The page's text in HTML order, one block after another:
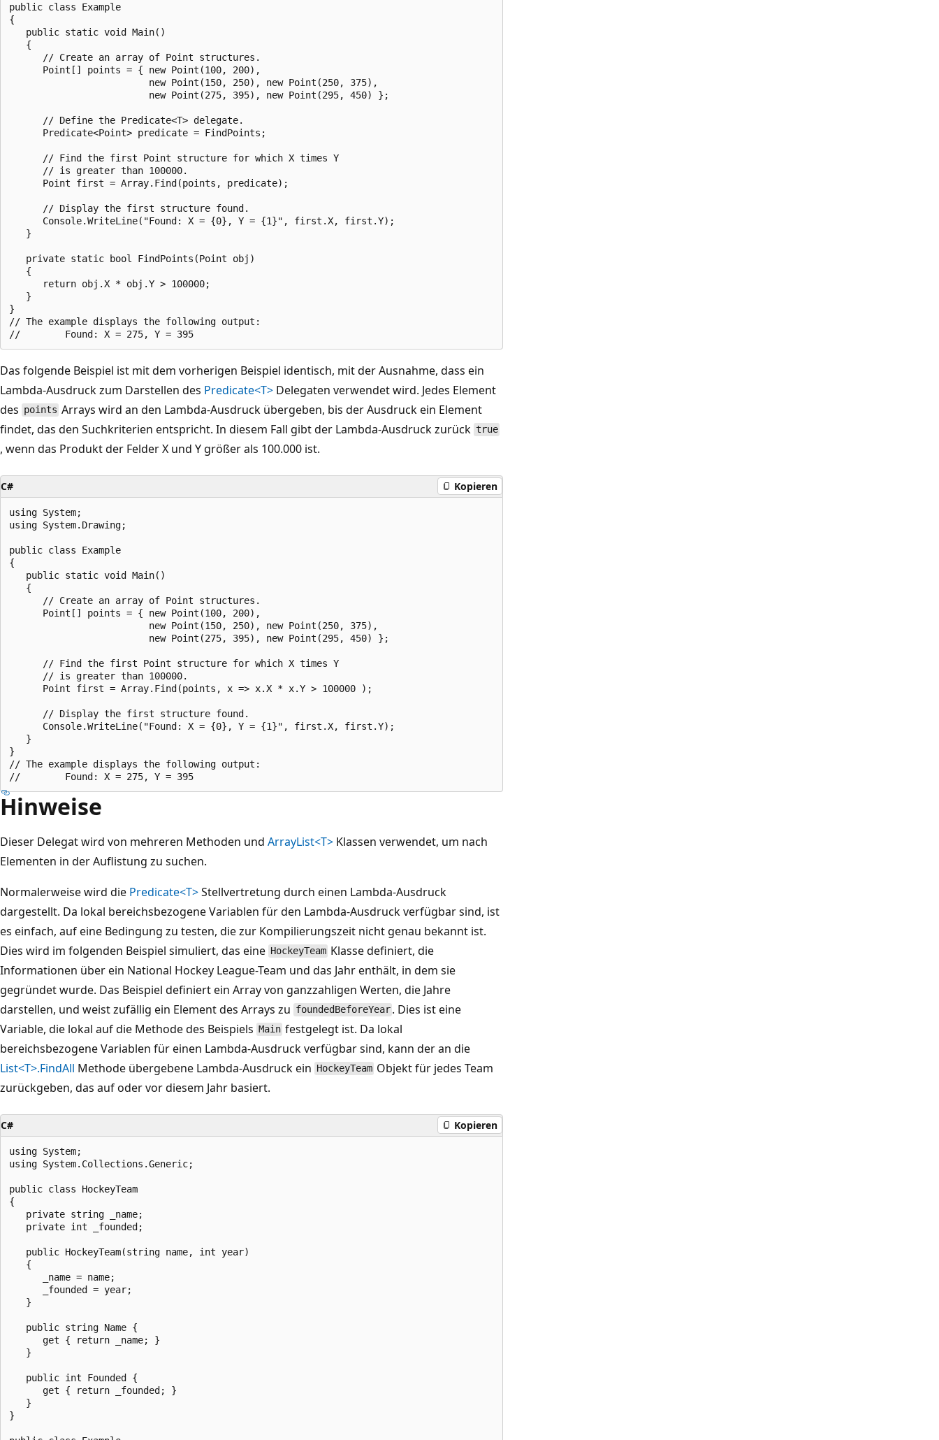
public class Example
{
   public static void Main()
   {
      // Create an array of Point structures.
      Point[] points = { new Point(100, 200),
                         new Point(150, 250), new Point(250, 375),
                         new Point(275, 395), new Point(295, 450) };
      // Define the Predicate<T> delegate.
      Predicate<Point> predicate = FindPoints;
      // Find the first Point structure for which X times Y
      // is greater than 100000.
      Point first = Array.Find(points, predicate);
      // Display the first structure found.
      Console.WriteLine("Found: X = {0}, Y = {1}", first.X, first.Y);
   }
   private static bool FindPoints(Point obj)
   {
      return obj.X * obj.Y > 100000;
   }
}
// The example displays the following output:
Das folgende Beispiel ist mit dem vorherigen Beispiel identisch, mit der Ausnahme, dass ein
Lambda-Ausdruck zum Darstellen des Predicate<T> Delegaten verwendet wird. Jedes Element
des points Arrays wird an den Lambda-Ausdruck übergeben, bis der Ausdruck ein Element
findet, das den Suchkriterien entspricht. In diesem Fall gibt der Lambda-Ausdruck zurück true
, wenn das Produkt der Felder X und Y größer als 100.000 ist.
C# Kopieren
using System;
using System.Drawing;
public class Example
{
   public static void Main()
   {
      // Create an array of Point structures.
      Point[] points = { new Point(100, 200),
                         new Point(150, 250), new Point(250, 375),
                         new Point(275, 395), new Point(295, 450) };
      // Find the first Point structure for which X times Y
      // is greater than 100000.
      Point first = Array.Find(points, x => x.X * x.Y > 100000 );
      // Display the first structure found.
      Console.WriteLine("Found: X = {0}, Y = {1}", first.X, first.Y);
   }
}
// The example displays the following output:
Hinweise
Dieser Delegat wird von mehreren Methoden und ArrayList<T> Klassen verwendet, um nach
Elementen in der Auflistung zu suchen.
Normalerweise wird die Predicate<T>Stellvertretung durch einen Lambda-Ausdruck
dargestellt. Da lokal bereichsbezogene Variablen für den Lambda-Ausdruck verfügbar sind, ist
es einfach, auf eine Bedingung zu testen, die zur Kompilierungszeit nicht genau bekannt ist.
Dies wird im folgenden Beispiel simuliert, das eine HockeyTeam Klasse definiert, die
Informationen über ein National Hockey League-Team und das Jahr enthält, in dem sie
gegründet wurde. Das Beispiel definiert ein Array von ganzzahligen Werten, die Jahre
darstellen, und weist zufällig ein Element des Arrays zu foundedBeforeYear . Dies ist eine
Variable, die lokal auf die Methode des Beispiels Main festgelegt ist. Da lokal
bereichsbezogene Variablen für einen Lambda-Ausdruck verfügbar sind, kann der an die
List<T>.FindAll Methode übergebene Lambda-Ausdruck ein HockeyTeam Objekt für jedes Team
zurückgeben, das auf oder vor diesem Jahr basiert.
C# Kopieren
using System;
using System.Collections.Generic;
public class HockeyTeam
{
   private string _name;
   private int _founded;
   public HockeyTeam(string name, int year)
   {
      _name = name;
      _founded = year;
   }
   public string Name {
      get { return _name; }
   }
   public int Founded {
      get { return _founded; }
   }
}